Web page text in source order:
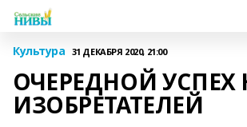
Культура 31 ДЕКАБРЯ 2020, 21:00
ОЧЕРЕДНОЙ
ИЗОБРЕТАТЕЛЕЙ